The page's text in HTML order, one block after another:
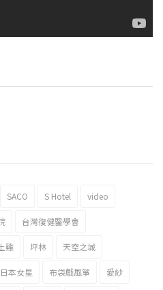
節「風在石起」霸氣回歸
SACO S Hotel video
台灣復健醫學會
雞 坪林 天空之城
本女星 布袋戲風箏 愛紗